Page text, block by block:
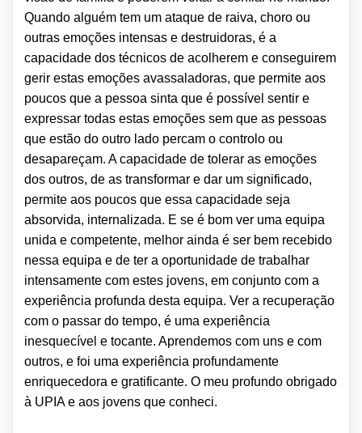
Quando alguém tem um ataque de raiva, choro ou
outras emoções intensas e destruidoras, é a
capacidade dos técnicos de acolherem e conseguirem
gerir estas emoções avassaladoras, que permite aos
poucos que a pessoa sinta que é possível sentir e
expressar todas estas emoções sem que as pessoas
que estão do outro lado percam o controlo ou
desapareçam. A capacidade de tolerar as emoções
dos outros, de as transformar e dar um significado,
permite aos poucos que essa capacidade seja
absorvida, internalizada. E se é bom ver uma equipa
unida e competente, melhor ainda é ser bem recebido
nessa equipa e de ter a oportunidade de trabalhar
intensamente com estes jovens, em conjunto com a
experiência profunda desta equipa. Ver a recuperação
com o passar do tempo, é uma experiência
inesquecível e tocante. Aprendemos com uns e com
outros, e foi uma experiência profundamente
enriquecedora e gratificante. O meu profundo obrigado
à UPIA e aos jovens que conheci.